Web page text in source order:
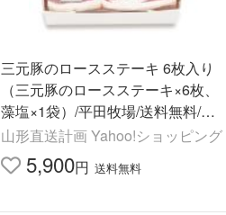
三元豚のロースステーキ 6枚入り
（三元豚のロースステーキ×6枚、
藻塩×1袋）/平田牧場/送料無料/父
の日 お中元
山形直送計画 Yahoo!ショッピング
5,900円 送料無料